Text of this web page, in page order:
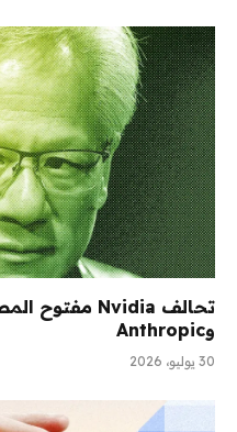
وAnthropic
30 يوليو، 2026